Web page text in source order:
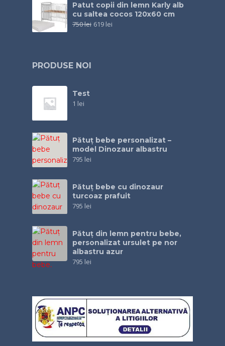
Patut copii din lemn Karly alb
cu saltea cocos 120x60 cm
750lei 619 lei
PRODUSE NOI
Test
1 lei
Pătuț bebe personalizat –
model Dinozaur albastru
795 lei
Pătuţ bebe cu dinozaur
turcoaz prafuit
795 lei
Pătuţ din lemn pentru bebe,
personalizat ursulet pe nor
albastru azur
795 lei